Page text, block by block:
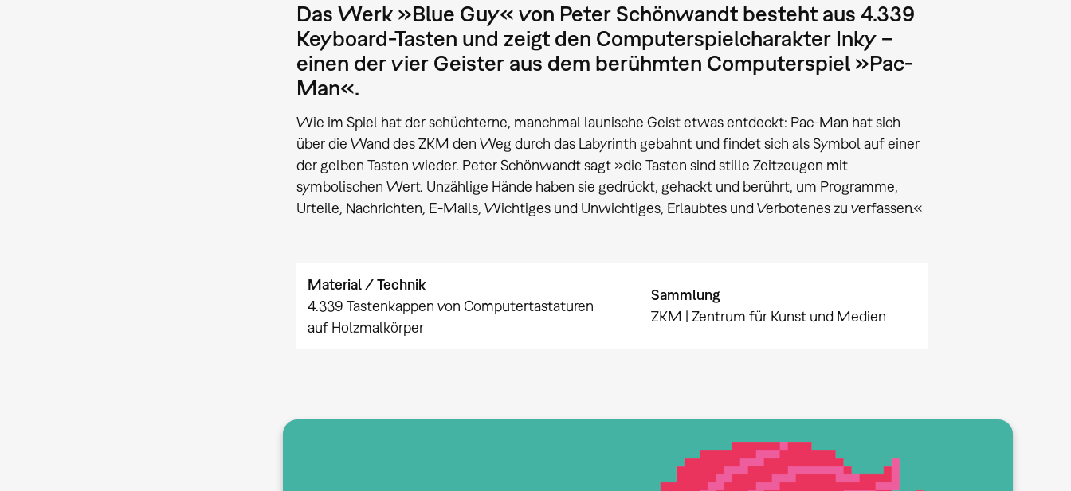
Das Werk »Blue Guy« von Peter Schönwandt besteht aus 4.339
Keyboard-Tasten und zeigt den Computerspielcharakter Inky –
einen der vier Geister aus dem berühmten Computerspiel »Pac-
Man«.
Wie im Spiel hat der schüchterne, manchmal launische Geist etwas entdeckt: Pac-Man hat sich
über die Wand des ZKM den Weg durch das Labyrinth gebahnt und findet sich als Symbol auf einer
der gelben Tasten wieder. Peter Schönwandt sagt »die Tasten sind stille Zeitzeugen mit
symbolischen Wert. Unzählige Hände haben sie gedrückt, gehackt und berührt, um Programme,
Urteile, Nachrichten, E-Mails, Wichtiges und Unwichtiges, Erlaubtes und Verbotenes zu verfassen.«
Material / Technik
4.339 Tastenkappen von Computertastaturen
auf Holzmalkörper
Sammlung
ZKM | Zentrum für Kunst und Medien